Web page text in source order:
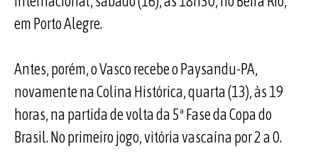
em Porto Alegre.
Antes, porém, o Vasco recebe o Paysandu-PA,
novamente na Colina Histórica, quarta (13), às 19
horas, na partida de volta da 5ª Fase da Copa do
Brasil. No primeiro jogo, vitória vascaína por 2 a 0.